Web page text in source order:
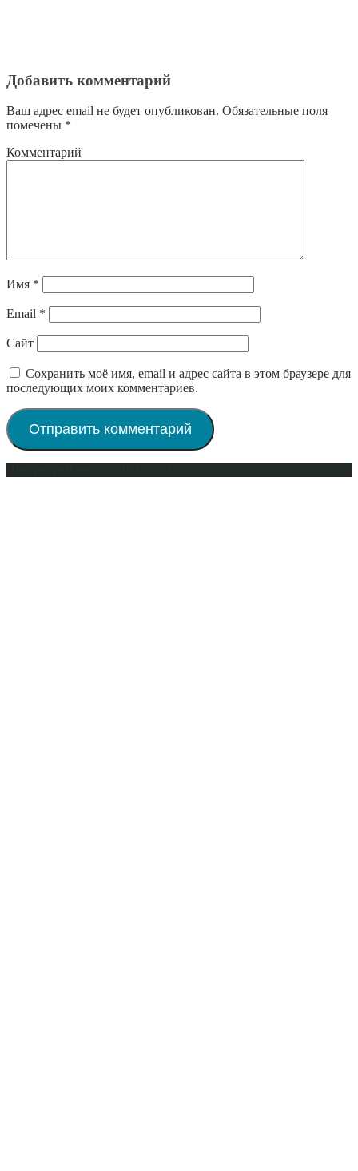
Добавить комментарий
Ваш адрес email не будет опубликован. Обязательные поля
помечены *
Комментарий
Имя *
Email *
Сайт
Сохранить моё имя, email и адрес сайта в этом браузере для
последующих моих комментариев.